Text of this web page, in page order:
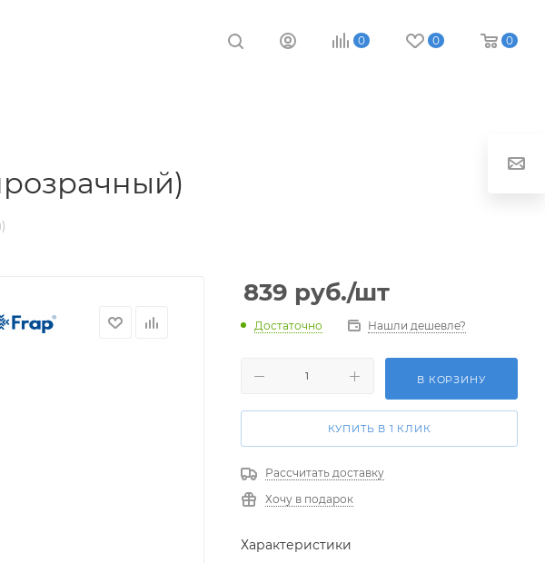
0 0 0
839 руб./шт
Достаточно Нашли дешевле?
В КОРЗИНУ
КУПИТЬ В 1 КЛИК
Рассчитать доставку
Хочу в подарок
Характеристики